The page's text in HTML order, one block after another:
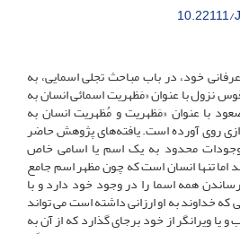
خود، در باب مباحث تجلی اسمایی، به
نزول با عنوان «مَظهریت اسمائی انسان به
با عنوان «مَظهریت و مُظهریت انسان به
روی آورده است. یافته‌های پژوهش حاضر
محدود به یک اسم یا اسامی خاص
اما تنها انسان است که چون مظهر اسم جامع
همه اسما را در وجود خود دارد و با
که خداوند به او ارزانی داشته است می تواند
ویرانگر از خود برجای گذارد که از آن به